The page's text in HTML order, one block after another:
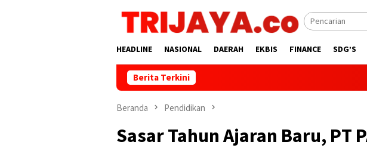
HEADLINE NASIONAL DAERAH EKBIS FINANCE SDG’S
Berita Terkini
Beranda Pendidikan
Sasar Tahun Ajaran Baru, PT